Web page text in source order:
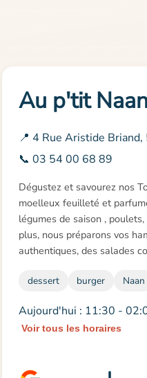
Au p'tit
📍 4 Rue Aristide
📞 03 54 00 68 89
Dégustez et savourez nos
moelleux feuilleté et
légumes de saison ,
plus, nous préparons vos
authentiques, des salades
dessert burger Naan
Aujourd'hui : 11:30 -
Voir tous les horaires